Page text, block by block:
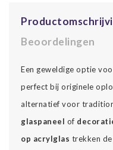
Beoordelingen
Een geweldige optie
perfect bij originele
alternatief voor
glaspaneel of
op acrylglas trekken